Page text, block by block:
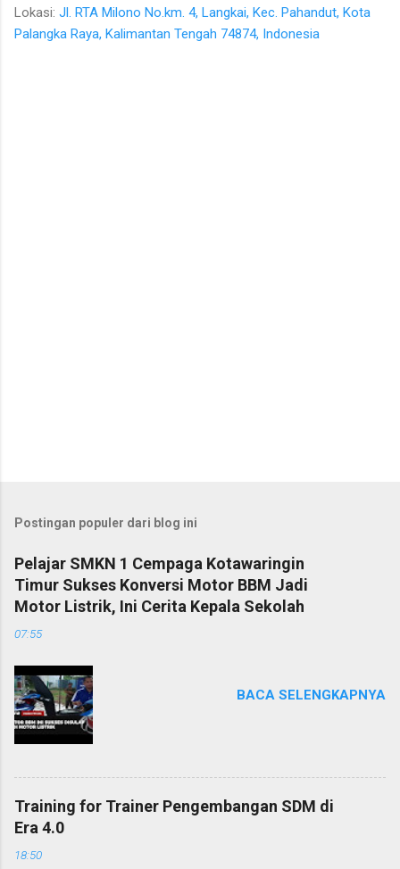
Lokasi: Jl. RTA Milono No.km. 4, Langkai, Kec. Pahandut, Kota
Palangka Raya, Kalimantan Tengah 74874, Indonesia
Postingan populer dari blog ini
Pelajar SMKN 1 Cempaga Kotawaringin
Timur Sukses Konversi Motor BBM Jadi
Motor Listrik, Ini Cerita Kepala Sekolah
07:55
BACA SELENGKAPNYA
Training for Trainer Pengembangan SDM di
Era 4.0
18:50